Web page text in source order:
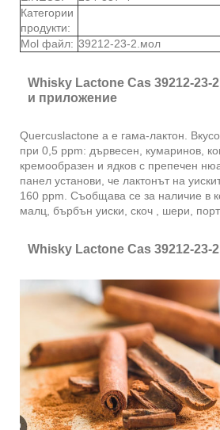
Категории
продукти:
Mol файл: 39212-23-2.мол
Whisky Lactone Cas 39212-23-
и приложение
Quercuslactone a е гама-лактон.
при 0,5 ppm: дървесен, кумаринов,
кремообразен и ядков с препечен
панел установи, че лактонът на
160 ppm. Съобщава се за наличие в
малц, бърбън уиски, скоч , шери,
Whisky Lactone Cas 39212-23-